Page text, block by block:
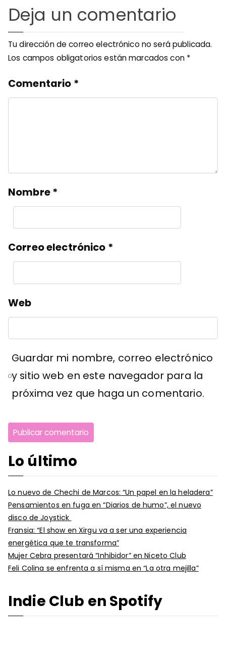
Deja un comentario
Tu dirección de correo electrónico no será publicada.
Los campos obligatorios están marcados con *
Comentario *
Nombre*
Correo electrónico *
Web
Guardar mi nombre, correo electrónico
y sitio web en este navegador para la
próxima vez que haga un comentario.
Lo último
Lo nuevo de Chechi de Marcos: “Un papel en la heladera”
Pensamientos en fuga en “Diarios de humo”, el nuevo
disco de Joystick
Fransia: “El show en Xirgu va a ser una experiencia
energética que te transforma”
Mujer Cebra presentará “Inhibidor” en Niceto Club
Feli Colina se enfrenta a sí misma en “La otra mejilla”
Indie Club en Spotify